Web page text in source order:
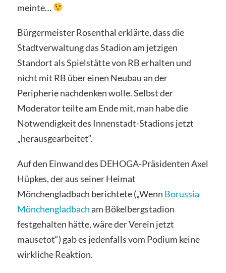
meinte…
Bürgermeister Rosenthal erklärte, dass die
Stadtverwaltung das Stadion am jetzigen
Standort als Spielstätte von RB erhalten und
nicht mit RB über einen Neubau an der
Peripherie nachdenken wolle. Selbst der
Moderator teilte am Ende mit, man habe die
Notwendigkeit des Innenstadt-Stadions jetzt
„herausgearbeitet“.
Auf den Einwand des DEHOGA-Präsidenten Axel
Hüpkes, der aus seiner Heimat
Mönchengladbach berichtete („Wenn Borussia
Mönchengladbacham Bökelbergstadion
festgehalten hätte, wäre der Verein jetzt
mausetot“) gab es jedenfalls vom Podium keine
wirkliche Reaktion.